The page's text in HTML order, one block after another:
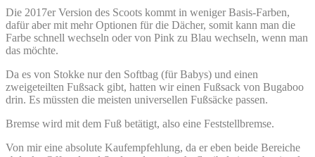
Die 2017er Version des Scoots kommt in weniger Basis-Farben,
dafür aber mit mehr Optionen für die Dächer, somit kann man die
Farbe schnell wechseln oder von Pink zu Blau wechseln, wenn man
das möchte.
Da es von Stokke nur den Softbag (für Babys) und einen
zweigeteilten Fußsack gibt, hatten wir einen Fußsack von Bugaboo
drin. Es müssten die meisten universellen Fußsäcke passen.
Bremse wird mit dem Fuß betätigt, also eine Feststellbremse.
Von mir eine absolute Kaufempfehlung, da er eben beide Bereiche